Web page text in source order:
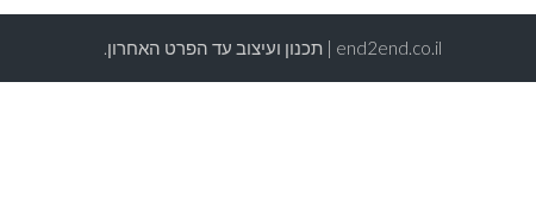
end2end.co.il | תכנון ועיצוב עד הפרט האחרון.